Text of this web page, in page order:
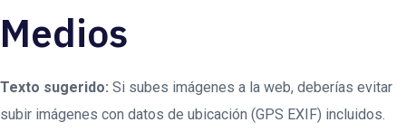
Medios
Texto sugerido: Si subes imágenes a la web, deberías evitar
subir imágenes con datos de ubicación (GPS EXIF) incluidos.